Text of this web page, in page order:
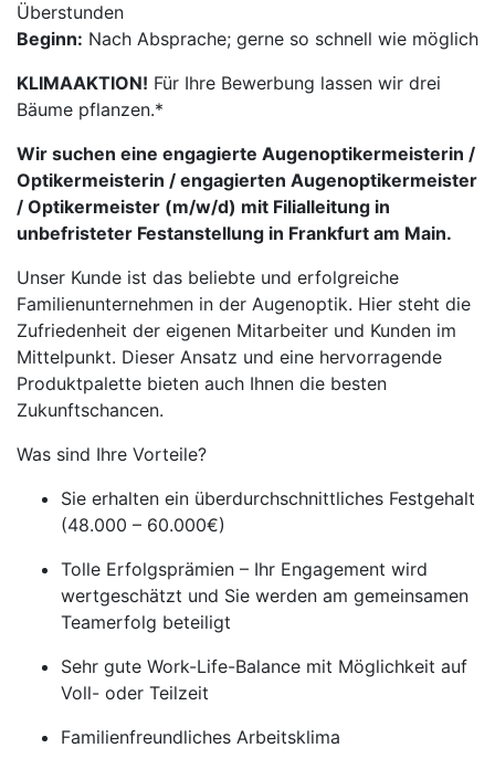
Überstunden
Beginn: Nach Absprache; gerne so schnell wie möglich
KLIMAAKTION! Für Ihre Bewerbung lassen wir drei
Bäume pflanzen.*
Wir suchen eine engagierte Augenoptikermeisterin /
Optikermeisterin / engagierten Augenoptikermeister
/ Optikermeister (m/w/d) mit Filialleitung in
unbefristeter Festanstellung in Frankfurt am Main.
Unser Kunde ist das beliebte und erfolgreiche
Familienunternehmen in der Augenoptik. Hier steht die
Zufriedenheit der eigenen Mitarbeiter und Kunden im
Mittelpunkt. Dieser Ansatz und eine hervorragende
Produktpalette bieten auch Ihnen die besten
Zukunftschancen.
Was sind Ihre Vorteile?
Sie erhalten ein überdurchschnittliches Festgehalt
(48.000 – 60.000€)
Tolle Erfolgsprämien – Ihr Engagement wird
wertgeschätzt und Sie werden am gemeinsamen
Teamerfolg beteiligt
Sehr gute Work-Life-Balance mit Möglichkeit auf
Voll- oder Teilzeit
Familienfreundliches Arbeitsklima